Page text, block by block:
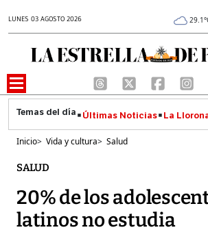
LUNES 03 AGOSTO 2026
Últimas Noticias La
Inicio> Vida y cultura> Salud
SALUD
20% de los
latinos no estudia